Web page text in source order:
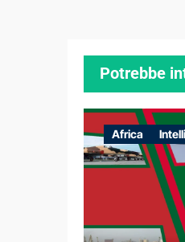
Potrebbe
Africa